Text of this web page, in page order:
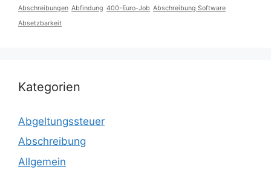
Abschreibungen Abfindung 400-Euro-Job Abschreibung Software
Absetzbarkeit
Kategorien
Abgeltungssteuer
Abschreibung
Allgemein